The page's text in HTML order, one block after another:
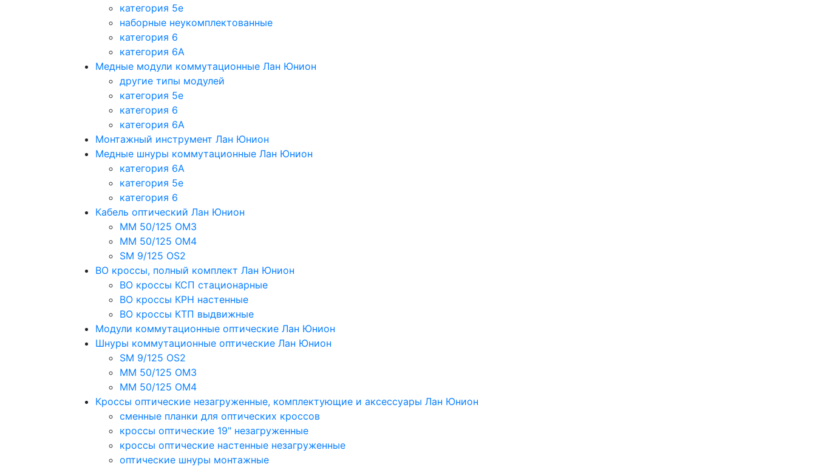
категория 5e
наборные неукомплектованные
категория 6
категория 6A
Медные модули коммутационные Лан Юнион
другие типы модулей
категория 5е
категория 6
категория 6A
Монтажный инструмент Лан Юнион
Медные шнуры коммутационные Лан Юнион
категория 6A
категория 5e
категория 6
Кабель оптический Лан Юнион
MM 50/125 OM3
MM 50/125 OM4
SM 9/125 OS2
ВО кроссы, полный комплект Лан Юнион
ВО кроссы КСП стационарные
ВО кроссы КРН настенные
ВО кроссы КТП выдвижные
Модули коммутационные оптические Лан Юнион
Шнуры коммутационные оптические Лан Юнион
SM 9/125 OS2
MM 50/125 OM3
MM 50/125 OM4
Кроссы оптические незагруженные, комплектующие и аксессуары Лан Юнион
сменные планки для оптических кроссов
кроссы оптические 19" незагруженные
кроссы оптические настенные незагруженные
оптические шнуры монтажные